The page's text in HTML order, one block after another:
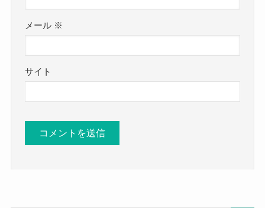
メール ※
サイト